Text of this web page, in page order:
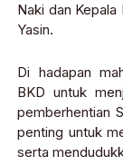
Naki dan
Yasin.
Di hadapan
BKD untuk
pemberhentian
penting untuk
serta